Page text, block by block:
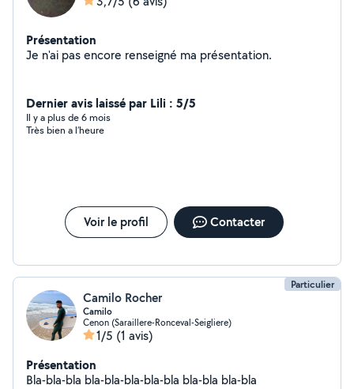
Présentation
Je n'ai pas encore renseigné ma présentation.
Dernier avis laissé par Lili : 5/5
Il y a plus de 6 mois
Très bien a l’heure
Voir le profil Contacter
Particulier
Camilo Rocher
Camilo
Cenon (Saraillere-Ronceval-Seigliere)
1/5 (1 avis)
Présentation
Bla-bla-bla bla-bla-bla-bla-bla bla-bla bla-bla